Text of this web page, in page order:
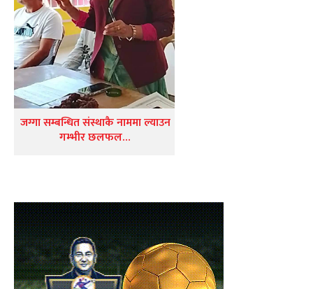
जग्गा सम्बन्धित संस्थाकै नाममा ल्याउन
गम्भीर छलफल…